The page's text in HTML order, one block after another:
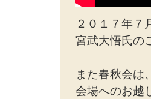
２０１７年
宮武大悟氏の
また春秋会は
会場へのお越